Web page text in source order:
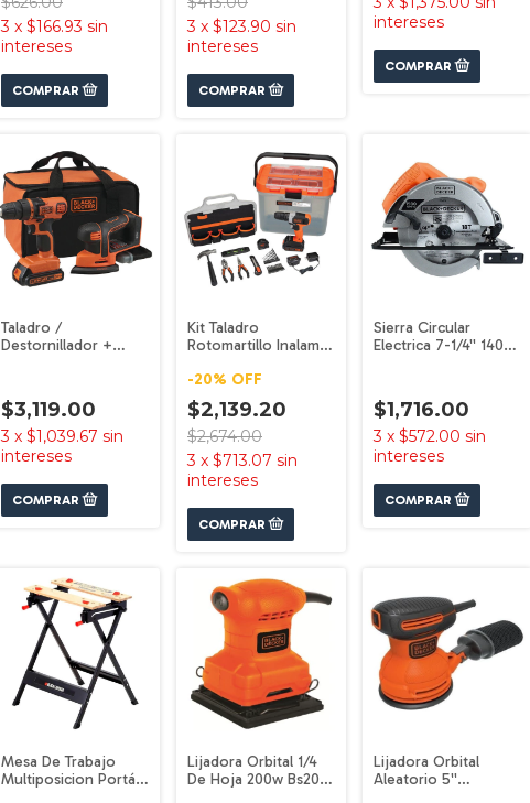
3 x $166.93 sin
intereses
3 x $123.90 sin
intereses
intereses
Taladro /
Destornillador +
$3,119.00
3 x $1,039.67 sin
intereses
Kit Taladro
Rotomartillo Inalambr
Black+decker
-20% OFF
$2,139.20
$2,674.00
3 x $713.07 sin
intereses
Sierra Circular
Electrica 7-1/4'' 140
$1,716.00
3 x $572.00 sin
intereses
Mesa De Trabajo
Multiposicion Portátil
Lijadora Orbital 1/4
De Hoja 200w Bs200
Lijadora Orbital
Aleatorio 5''